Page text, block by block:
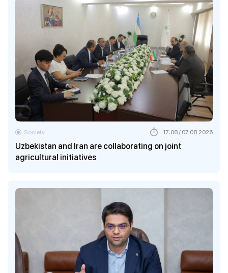
Uzbekistan and Iran are collaborating on joint
agricultural initiatives
Society 17:08 / 07.08.2026